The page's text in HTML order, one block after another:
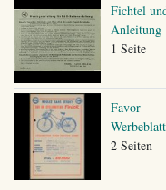
Fichtel
Anleitung
1 Seite
Favor
Werbeblatt
2 Seiten